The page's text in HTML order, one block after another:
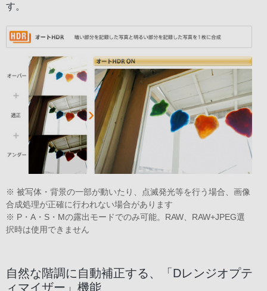
す。
※ 被写体・背景の一部が動いたり、点滅発光等を行う場合、画像
合成処理が正確に行われない場合があります
※ P・A・S・Mの露出モードでのみ可能。RAW、RAW+JPEG選
択時は使用できません
自然な階調に自動補正する、「Dレンジオプテ
ィマイザー」機能